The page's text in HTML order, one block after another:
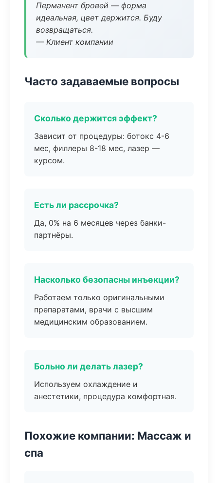
Перманент бровей — форма
идеальная, цвет держится. Буду
возвращаться.
— Клиент компании
Часто задаваемые вопросы
Сколько держится эффект?
Зависит от процедуры: ботокс 4-6
мес, филлеры 8-18 мес, лазер —
курсом.
Есть ли рассрочка?
Да, 0% на 6 месяцев через банки-
партнёры.
Насколько безопасны инъекции?
Работаем только оригинальными
препаратами, врачи с высшим
медицинским образованием.
Больно ли делать лазер?
Используем охлаждение и
анестетики, процедура комфортная.
Похожие компании: Массаж и
спа